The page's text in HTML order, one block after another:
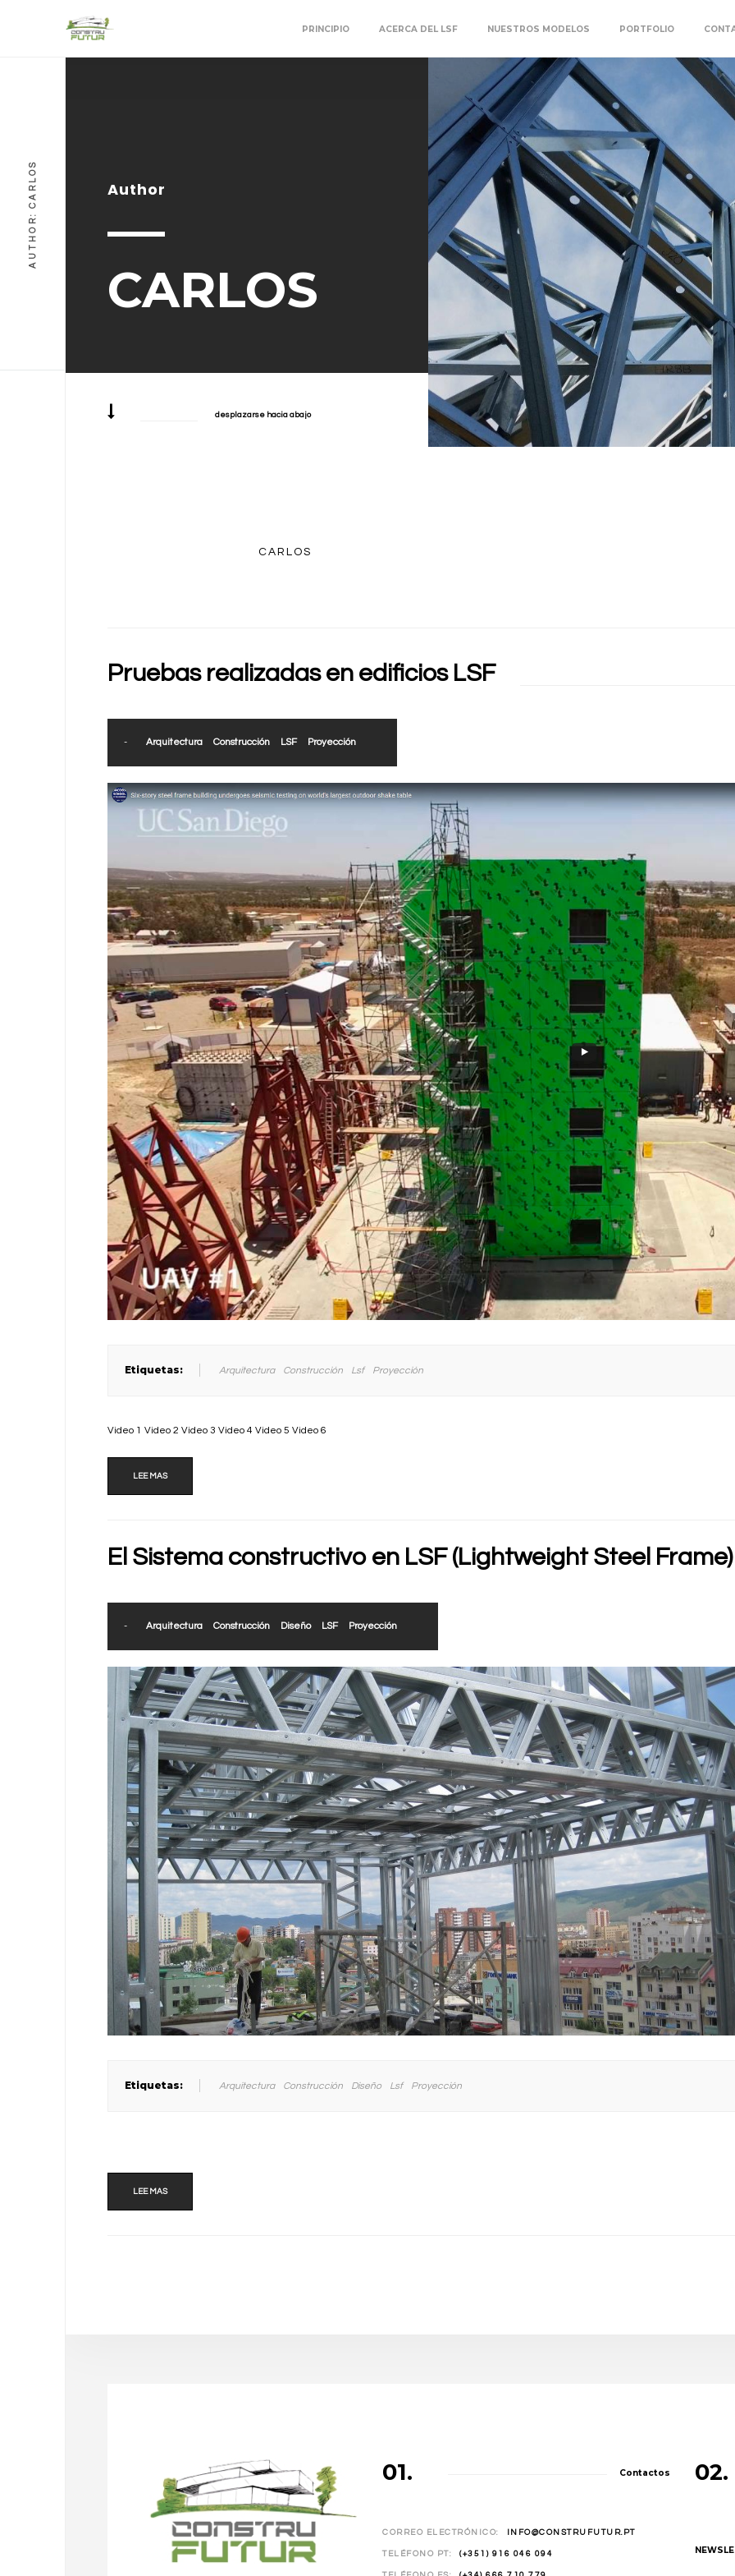
PRINCIPIO ACERCA DEL LSF NUESTROS MODELOS PORTFOLIO
Author
CARLOS
desplazarse hacia abajo
CARLOS
Pruebas realizadas en edificios LSF
- Arquitectura Construcción LSF Proyección
Etiquetas: Arquitectura Construcción Lsf Proyección
Video 1 Video 2 Video 3 Video 4 Video 5 Video 6
LEE MAS
El Sistema constructivo en LSF (Lightweight Steel Frame)
- Arquitectura Construcción Diseño LSF Proyección
Etiquetas: Arquitectura Construcción Diseño Lsf Proyección
LEE MAS
01. Contactos
CORREO ELECTRÓNICO: INFO@CONSTRUFUTUR.PT
TELÉFONO PT: (+351) 916 046 094
02.
AUTHOR: CARLOS